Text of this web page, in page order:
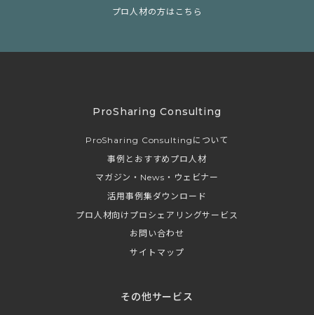
プロ人材の方はこちら
ProSharing Consulting
ProSharing Consultingについて
事例とおすすめプロ人材
マガジン・News・ウェビナー
活用事例集ダウンロード
プロ人材向けプロシェアリングサービス
お問い合わせ
サイトマップ
その他サービス